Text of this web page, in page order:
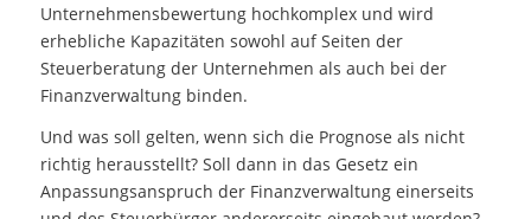
Unternehmensbewertung hochkomplex und wird
erhebliche Kapazitäten sowohl auf Seiten der
Steuerberatung der Unternehmen als auch bei der
Finanzverwaltung binden.
Und was soll gelten, wenn sich die Prognose als nicht
richtig herausstellt? Soll dann in das Gesetz ein
Anpassungsanspruch der Finanzverwaltung einerseits